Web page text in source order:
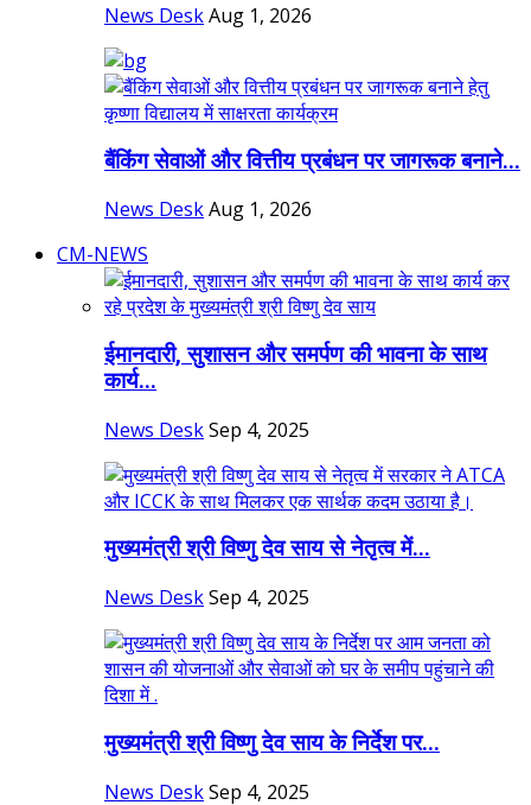
News DeskAug 1, 2026
बैंकिंग सेवाओं और वित्तीय प्रबंधन पर जागरूक बनाने...
News DeskAug 1, 2026
CM-NEWS
ईमानदारी, सुशासन और समर्पण की भावना के साथ
कार्य...
News DeskSep 4, 2025
मुख्यमंत्री श्री विष्णु देव साय से नेतृत्व में...
News DeskSep 4, 2025
मुख्यमंत्री श्री विष्णु देव साय के निर्देश पर...
News DeskSep 4, 2025